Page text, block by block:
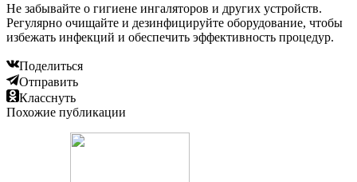
Не забывайте о гигиене ингаляторов и других устройств.
Регулярно очищайте и дезинфицируйте оборудование, чтобы
избежать инфекций и обеспечить эффективность процедур.
Поделиться
Отправить
Класснуть
Похожие публикации